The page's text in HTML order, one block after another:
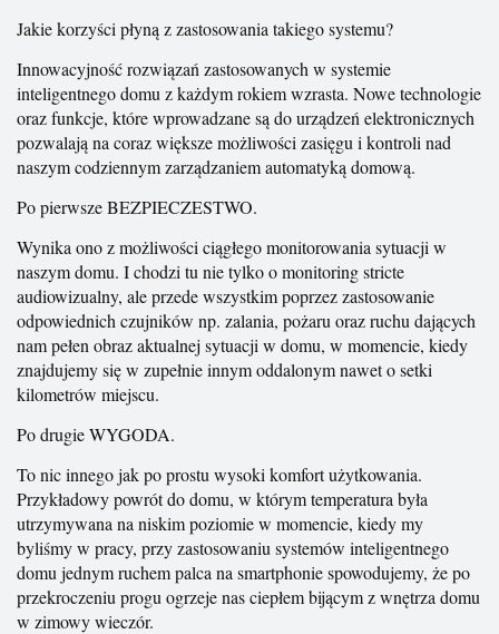
Jakie korzyści płyną z zastosowania takiego systemu?
Innowacyjność rozwiązań zastosowanych w systemie
inteligentnego domu z każdym rokiem wzrasta. Nowe technologie
oraz funkcje, które wprowadzane są do urządzeń elektronicznych
pozwalają na coraz większe możliwości zasięgu i kontroli nad
naszym codziennym zarządzaniem automatyką domową.
Po pierwsze BEZPIECZESTWO.
Wynika ono z możliwości ciągłego monitorowania sytuacji w
naszym domu. I chodzi tu nie tylko o monitoring stricte
audiowizualny, ale przede wszystkim poprzez zastosowanie
odpowiednich czujników np. zalania, pożaru oraz ruchu dających
nam pełen obraz aktualnej sytuacji w domu, w momencie, kiedy
znajdujemy się w zupełnie innym oddalonym nawet o setki
kilometrów miejscu.
Po drugie WYGODA.
To nic innego jak po prostu wysoki komfort użytkowania.
Przykładowy powrót do domu, w którym temperatura była
utrzymywana na niskim poziomie w momencie, kiedy my
byliśmy w pracy, przy zastosowaniu systemów inteligentnego
domu jednym ruchem palca na smartphonie spowodujemy, że po
przekroczeniu progu ogrzeje nas ciepłem bijącym z wnętrza domu
w zimowy wieczór.